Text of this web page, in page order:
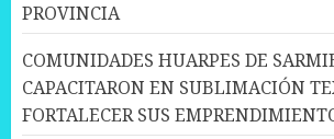
PROVINCIA
COMUNIDADES HUARPES DE
CAPACITARON EN SUBLIMACIÓN
FORTALECER SUS